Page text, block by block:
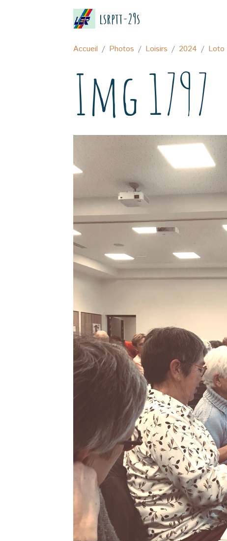
lsrptt-29s
Accueil Photos Loisirs 2024 Loto
Img 1797